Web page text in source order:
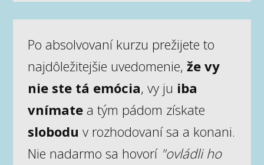
Po absolvovaní kurzu prežijete to
najdôležitejšie uvedomenie, že vy
nie ste tá emócia, vy ju iba
vnímatea tým pádom získate
slobodu v rozhodovaní sa a konani.
Nie nadarmo sa hovorí "ovládli ho